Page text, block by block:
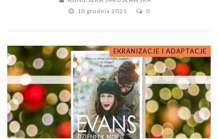
10 grudnia 2021
0
EKRANIZACJE I ADAPTACJE